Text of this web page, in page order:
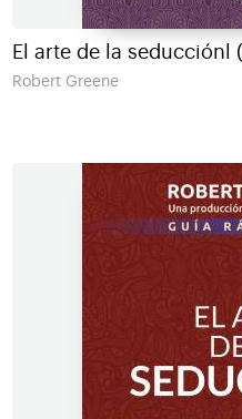
El arte de la seducciónl
Robert Greene